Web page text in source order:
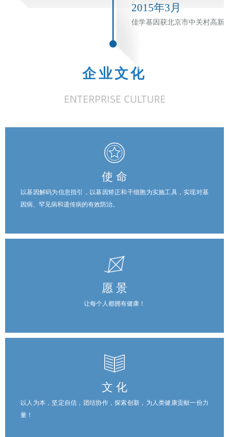
企业文化
ENTERPRISE CULTURE
使 命
以基因解码为信息指引，以基因矫正和干细胞为实施工具，实现对基
因病、罕见病和遗传病的有效防治。
愿 景
让每个人都拥有健康！
文 化
以人为本，坚定自信，团结协作，探索创新，为人类健康贡献一份力
量！